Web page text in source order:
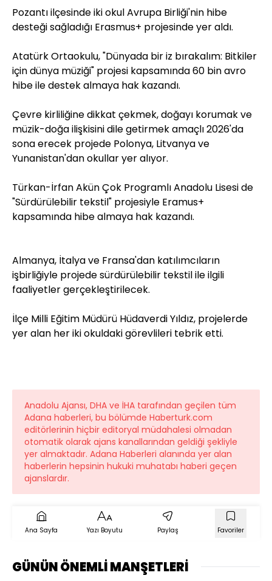
Pozantı ilçesinde iki okul Avrupa Birliği'nin hibe
desteği sağladığı Erasmus+ projesinde yer aldı.
Atatürk Ortaokulu, "Dünyada bir iz bırakalım: Bitkiler
için dünya müziği" projesi kapsamında 60 bin avro
hibe ile destek almaya hak kazandı.
Çevre kirliliğine dikkat çekmek, doğayı korumak ve
müzik-doğa ilişkisini dile getirmek amaçlı 2026'da
sona erecek projede Polonya, Litvanya ve
Yunanistan'dan okullar yer alıyor.
Türkan-İrfan Akün Çok Programlı Anadolu Lisesi de
"Sürdürülebilir tekstil" projesiyle Eramus+
kapsamında hibe almaya hak kazandı.
Almanya, İtalya ve Fransa'dan katılımcıların
işbirliğiyle projede sürdürülebilir tekstil ile ilgili
faaliyetler gerçekleştirilecek.
İlçe Milli Eğitim Müdürü Hüdaverdi Yıldız, projelerde
yer alan her iki okuldaki görevlileri tebrik etti.
Anadolu Ajansı, DHA ve İHA tarafından geçilen tüm
Adana haberleri, bu bölümde Haberturk.com
editörlerinin hiçbir editoryal müdahalesi olmadan
otomatik olarak ajans kanallarından geldiği şekliyle
yer almaktadır. Adana Haberleri alanında yer alan
haberlerin hepsinin hukuki muhatabı haberi geçen
ajanslardır.
Ana Sayfa Yazı Boyutu Paylaş Favoriler
GÜNÜN ÖNEMLİ MANŞETLERİ